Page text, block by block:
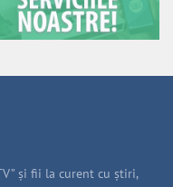
și fii la curent cu știri,